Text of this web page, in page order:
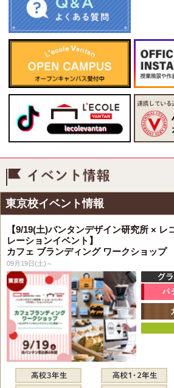
東京校イベント情報
【9/19(土)バンタンデザイン研究所 × レ
レーションイベント】
カフェ ブランディング ワークショップ
09月19日(土)～